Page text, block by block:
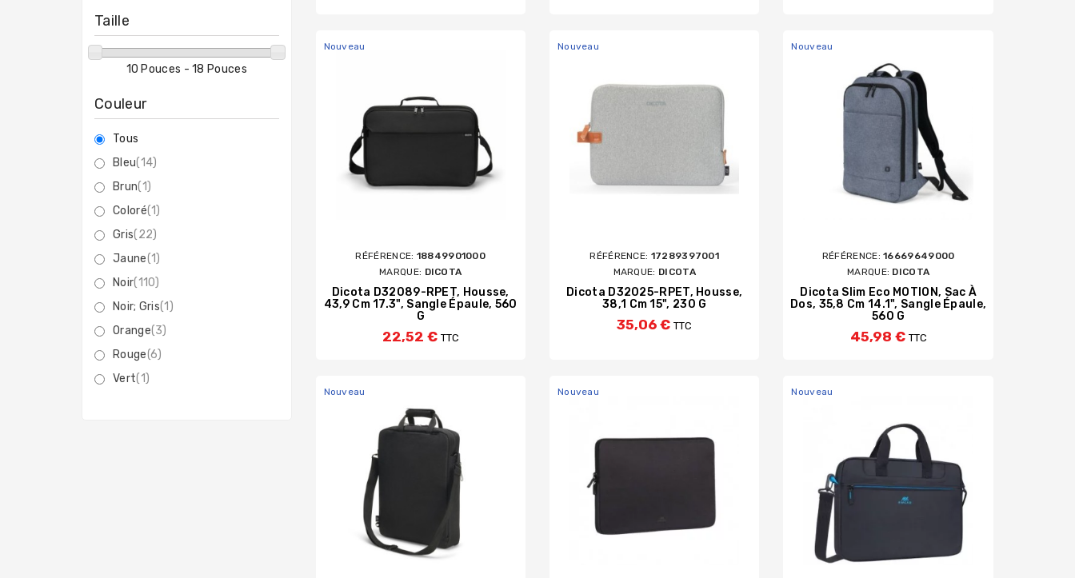
Taille
10 Pouces - 18 Pouces
Couleur
Tous
Bleu(14)
Brun(1)
Coloré(1)
Gris(22)
Jaune(1)
Noir(110)
Noir; Gris(1)
Orange(3)
Rouge(6)
Vert(1)
Nouveau
RÉFÉRENCE: 18849901000
MARQUE: DICOTA
Dicota D32089-RPET, Housse,
43,9 Cm 17.3", Sangle Épaule, 560
G
22,52 € TTC
Nouveau
RÉFÉRENCE: 17289397001
MARQUE: DICOTA
Dicota D32025-RPET, Housse,
38,1 Cm 15", 230 G
35,06 €TTC
Nouveau
RÉFÉRENCE:16669649000
MARQUE: DICOTA
Dicota Slim Eco MOTION, Sac À
Dos, 35,8 Cm 14.1", Sangle Épaule,
560 G
45,98 € TTC
Nouveau Nouveau Nouveau